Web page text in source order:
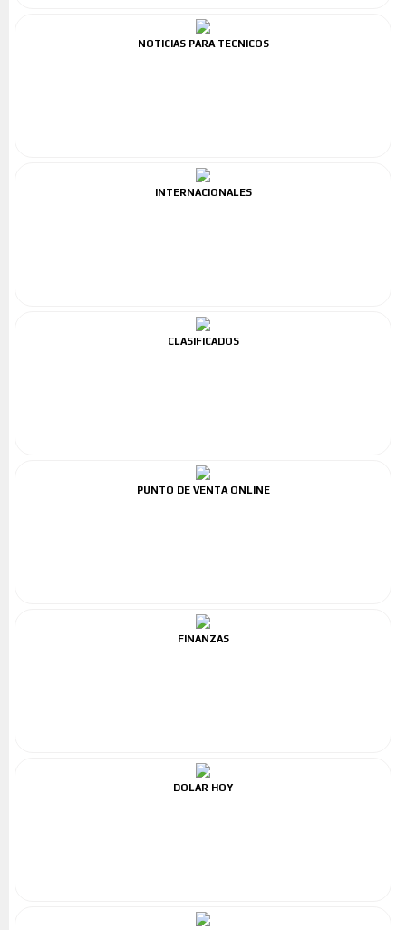
NOTICIAS PARA TECNICOS
INTERNACIONALES
CLASIFICADOS
PUNTO DE VENTA ONLINE
FINANZAS
DOLAR HOY